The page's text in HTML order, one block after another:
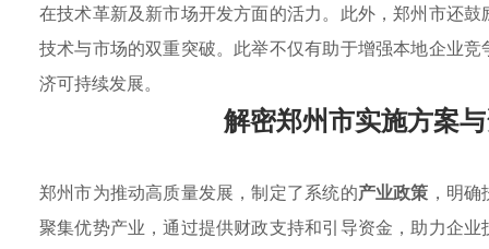
在技术革新及新市场开发方面的活力。此外，郑州市还
技术与市场的双重突破。此举不仅有助于增强本地企业
济可持续发展。
解密郑州市实施方案
郑州市为推动高质量发展，制定了系统的产业政策 ，明
聚集优势产业，通过提供财政支持和引导资金，助力企